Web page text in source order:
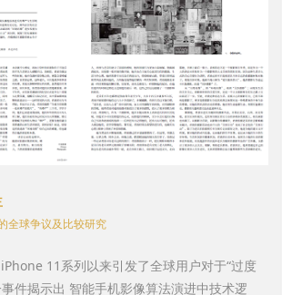
全球争议及比较研究
11系列以来引发了全球用户对于“过度
件揭示出 智能手机影像算法演进中技术逻